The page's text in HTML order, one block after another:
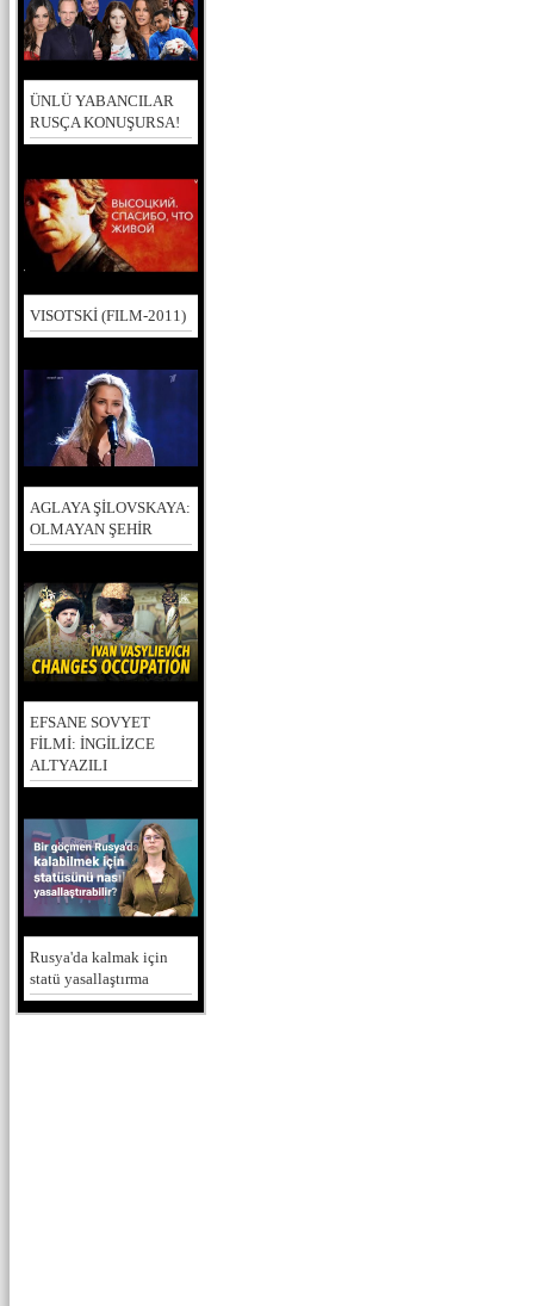
ÜNLÜ YABANCILAR
RUSÇA KONUŞURSA!
VISOTSKİ (FILM-2011)
AGLAYA ŞİLOVSKAYA:
OLMAYAN ŞEHİR
EFSANE SOVYET
FİLMİ: İNGİLİZCE
ALTYAZILI
Rusya'da kalmak için
statü yasallaştırma